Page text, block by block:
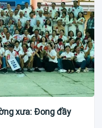
xưa: Đong đầy